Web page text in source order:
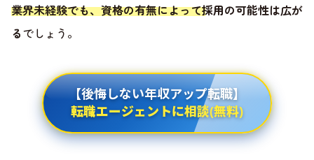
業界未経験でも、資格の有無によって採用の可能性は広が
るでしょう。
【後悔しない年収アップ転職】
転職エージェントに相談(無料)